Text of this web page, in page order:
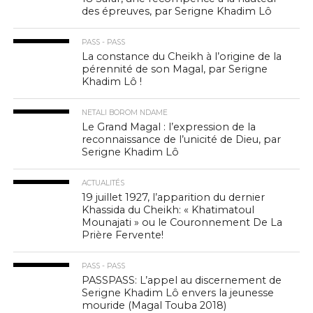
des épreuves, par Serigne Khadim Lô
PASS - PASS
La constance du Cheikh à l’origine de la
pérennité de son Magal, par Serigne
Khadim Lô !
NETALI BOROM NDAME
Le Grand Magal : l’expression de la
reconnaissance de l’unicité de Dieu, par
Serigne Khadim Lô
ACTUALITÉS
19 juillet 1927, l’apparition du dernier
Khassida du Cheikh: « Khatimatoul
Mounajati » ou le Couronnement De La
Prière Fervente!
PASS - PASS
PASSPASS: L’appel au discernement de
Serigne Khadim Lô envers la jeunesse
mouride (Magal Touba 2018)